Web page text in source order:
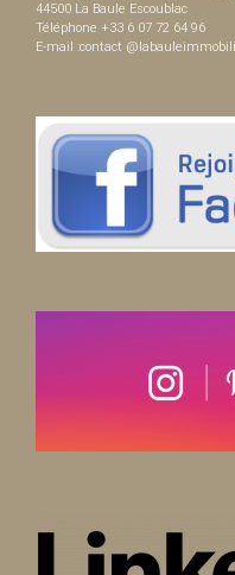
44500 La Baule Escoublac
Téléphone +33 6 07 72 64 96
E-mail :contact